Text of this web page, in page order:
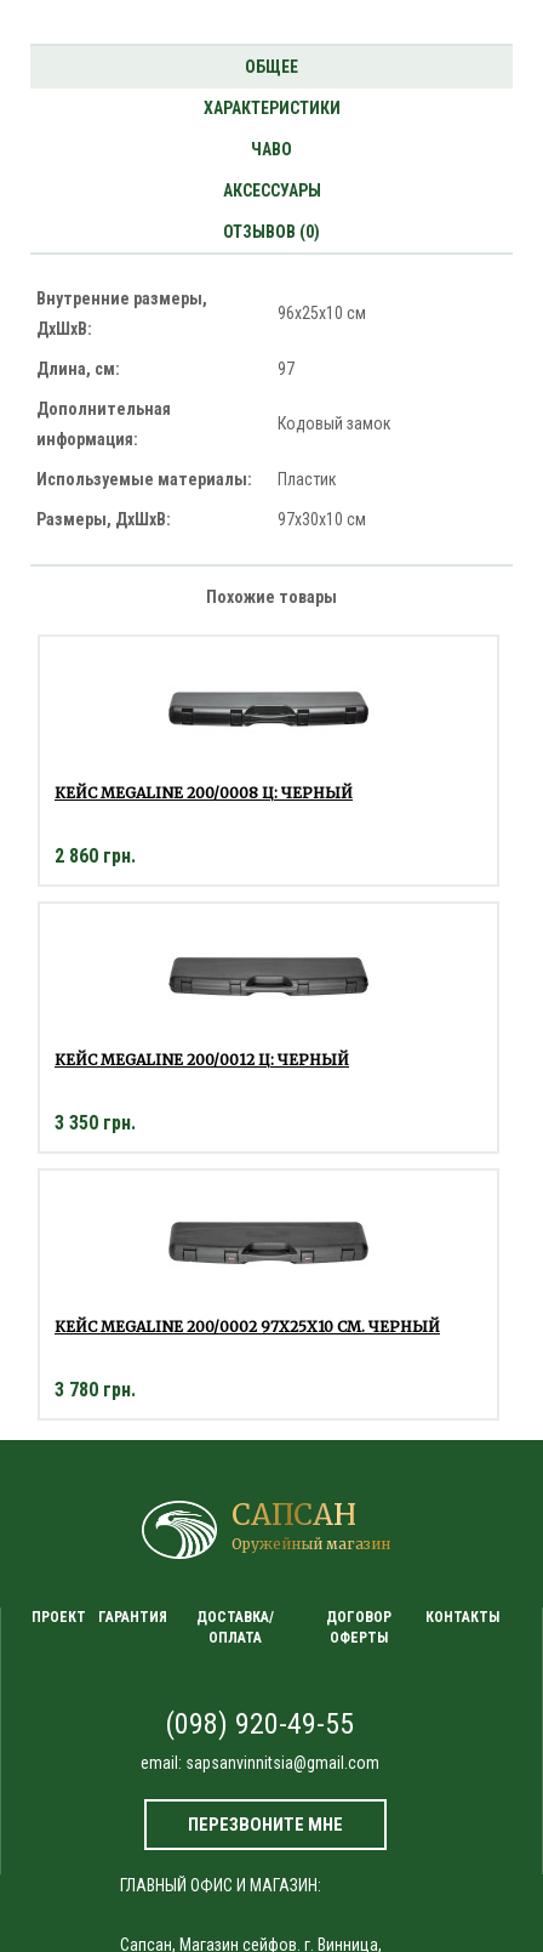
ОБЩЕЕ
ХАРАКТЕРИСТИКИ
ЧАВО
АКСЕССУАРЫ
ОТЗЫВОВ (0)
Внутренние размеры,
ДхШхВ:
96х25х10 см
Длина, см: 97
Дополнительная
информация:
Кодовый замок
Используемые материалы: Пластик
Размеры, ДхШхВ: 97х30х10 см
Похожие товары
КЕЙС MEGALINE 200/0008 Ц: ЧЕРНЫЙ
2 860 грн.
КЕЙС MEGALINE 200/0012 Ц: ЧЕРНЫЙ
3 350 грн.
КЕЙС MEGALINE 200/0002 97Х25Х10 СМ. ЧЕРНЫЙ
3 780 грн.
САПСАН
Оружейный магазин
ПРОЕКТ ГАРАНТИЯ
ДОСТАВКА/
ОПЛАТА
ДОГОВОР
ОФЕРТЫ
КОНТАКТЫ
(098) 920-49-55
email: sapsanvinnitsia@gmail.com
ПЕРЕЗВОНИТЕ МНЕ
ГЛАВНЫЙ ОФИС И МАГАЗИН:
Сапсан, Магазин сейфов. г. Винница,